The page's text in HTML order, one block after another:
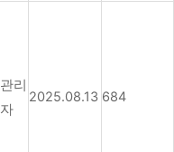
관리
자
2025.08.13 684